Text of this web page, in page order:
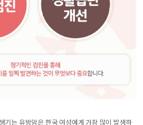
기는 유방암은 한국 여성에게 가장 많이 발생하